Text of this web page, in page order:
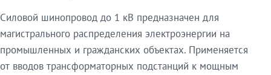
Силовой шинопровод до 1 кВ предназначен для
магистрального распределения электроэнергии на
промышленных и гражданских объектах. Применяется
от вводов трансформаторных подстанций к мощным